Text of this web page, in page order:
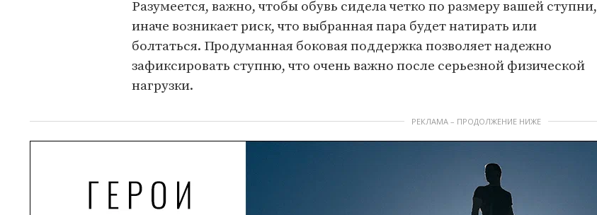
Разумеется, важно, чтобы обувь сидела четко по размеру вашей ступни,
иначе возникает риск, что выбранная пара будет натирать или
болтаться. Продуманная боковая поддержка позволяет надежно
зафиксировать ступню, что очень важно после серьезной физической
нагрузки.
РЕКЛАМА – ПРОДОЛЖЕНИЕ НИЖЕ